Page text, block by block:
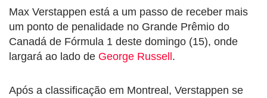
Max Verstappen está a um passo de receber mais
um ponto de penalidade no Grande Prêmio do
Canadá de Fórmula 1 deste domingo (15), onde
largará ao lado de George Russell.
Após a classificação em Montreal, Verstappen se